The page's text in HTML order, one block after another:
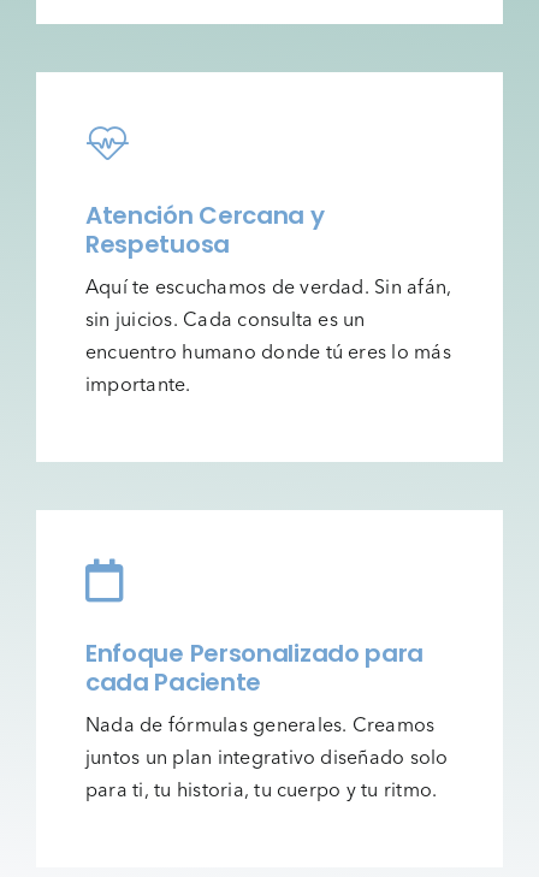
Atención Cercana y
Respetuosa
Aquí te escuchamos de verdad. Sin afán,
sin juicios. Cada consulta es un
encuentro humano donde tú eres lo más
importante.
Enfoque Personalizado para
cada Paciente
Nada de fórmulas generales. Creamos
juntos un plan integrativo diseñado solo
para ti, tu historia, tu cuerpo y tu ritmo.